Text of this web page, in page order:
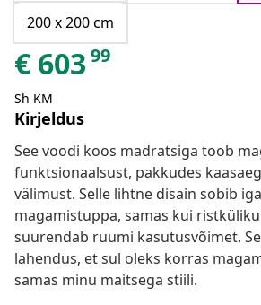
200 x 200 cm
€ 603 99
Sh KM
Kirjeldus
See voodi koos madratsiga toob
funktsionaalsust, pakkudes
välimust. Selle lihtne disain sobib
magamistuppa, samas kui
suurendab ruumi kasutusvõimet.
lahendus, et sul oleks korras
samas minu maitsega stiili.